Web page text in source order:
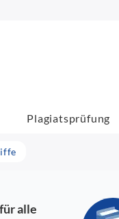
Plagiatsprüfung
alle